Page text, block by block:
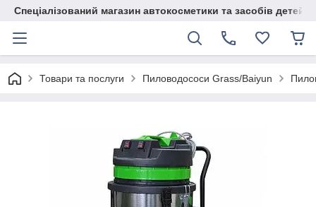
Спеціалізований магазин автокосметики та засобів
Товари та послуги Пиловодососи Grass/Baiyun